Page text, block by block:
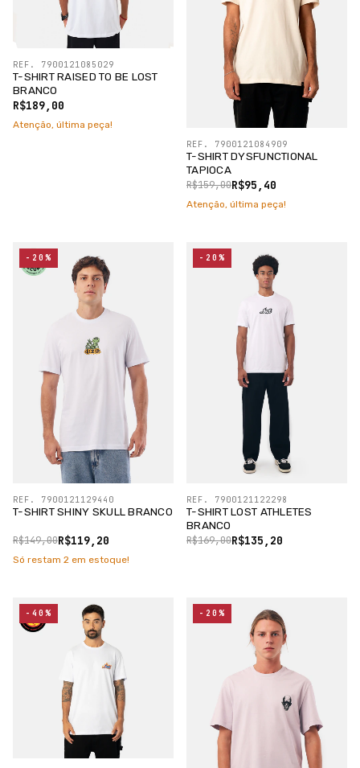
T-SHIRT RAISED TO BE LOST
BRANCO
R$189,00
REF. 7900121085029
Atenção, última peça!
T-SHIRT DYSFUNCTIONAL
TAPIOCA
R$95,40
R$159,00
REF. 7900121084909
Atenção, última peça!
T-SHIRT SHINY SKULL BRANCO
R$119,20
R$149,00
REF. 7900121129440
-20%
Só restam 2 em estoque!
T-SHIRT LOST ATHLETES
BRANCO
R$135,20
R$169,00
REF. 7900121122298
-20%
-40% -20%